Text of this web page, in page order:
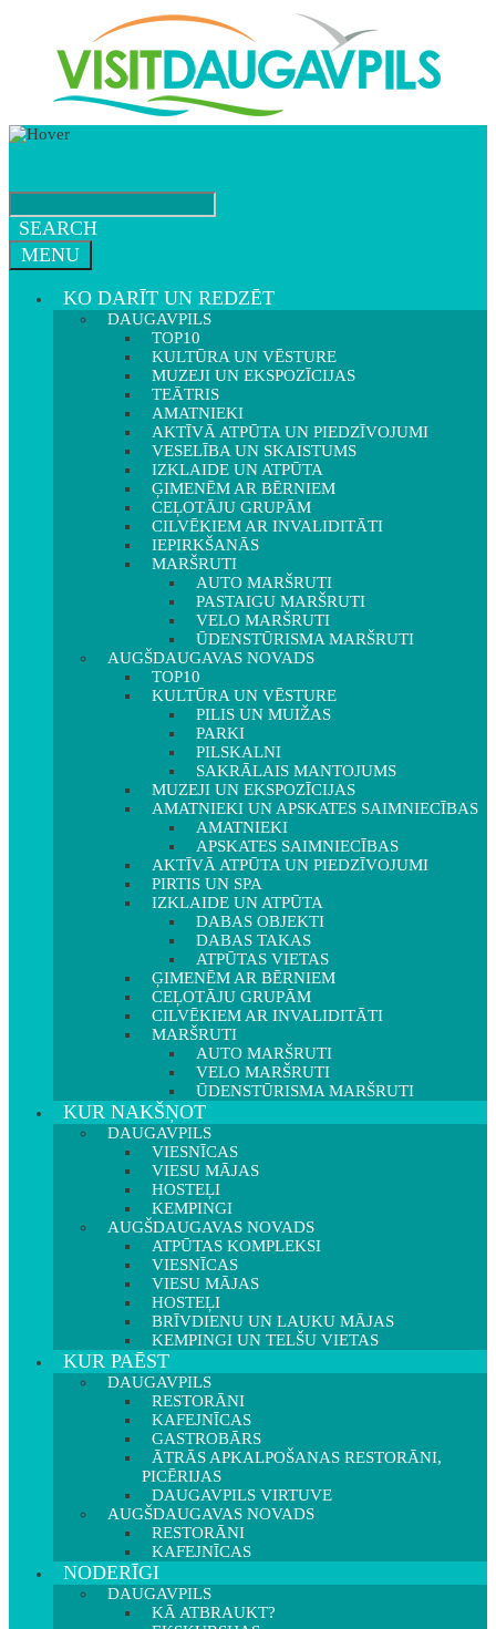
SEARCH
MENU
KO DARĪT UN REDZĒT
DAUGAVPILS
TOP10
KULTŪRA UN VĒSTURE
MUZEJI UN EKSPOZĪCIJAS
TEĀTRIS
AMATNIEKI
AKTĪVĀ ATPŪTA UN PIEDZĪVOJUMI
VESELĪBA UN SKAISTUMS
IZKLAIDE UN ATPŪTA
ĢIMENĒM AR BĒRNIEM
CEĻOTĀJU GRUPĀM
CILVĒKIEM AR INVALIDITĀTI
IEPIRKŠANĀS
MARŠRUTI
AUTO MARŠRUTI
PASTAIGU MARŠRUTI
VELO MARŠRUTI
ŪDENSTŪRISMA MARŠRUTI
AUGŠDAUGAVAS NOVADS
TOP10
KULTŪRA UN VĒSTURE
PILIS UN MUIŽAS
PARKI
PILSKALNI
SAKRĀLAIS MANTOJUMS
MUZEJI UN EKSPOZĪCIJAS
AMATNIEKI UN APSKATES SAIMNIECĪBAS
AMATNIEKI
APSKATES SAIMNIECĪBAS
AKTĪVĀ ATPŪTA UN PIEDZĪVOJUMI
PIRTIS UN SPA
IZKLAIDE UN ATPŪTA
DABAS OBJEKTI
DABAS TAKAS
ATPŪTAS VIETAS
ĢIMENĒM AR BĒRNIEM
CEĻOTĀJU GRUPĀM
CILVĒKIEM AR INVALIDITĀTI
MARŠRUTI
AUTO MARŠRUTI
VELO MARŠRUTI
ŪDENSTŪRISMA MARŠRUTI
KUR NAKŠŅOT
DAUGAVPILS
VIESNĪCAS
VIESU MĀJAS
HOSTEĻI
KEMPINGI
AUGŠDAUGAVAS NOVADS
ATPŪTAS KOMPLEKSI
VIESNĪCAS
VIESU MĀJAS
HOSTEĻI
BRĪVDIENU UN LAUKU MĀJAS
KEMPINGI UN TELŠU VIETAS
KUR PAĒST
DAUGAVPILS
RESTORĀNI
KAFEJNĪCAS
GASTROBĀRS
ĀTRĀS APKALPOŠANAS RESTORĀNI,
PICĒRIJAS
DAUGAVPILS VIRTUVE
AUGŠDAUGAVAS NOVADS
RESTORĀNI
KAFEJNĪCAS
NODERĪGI
DAUGAVPILS
KĀ ATBRAUKT?